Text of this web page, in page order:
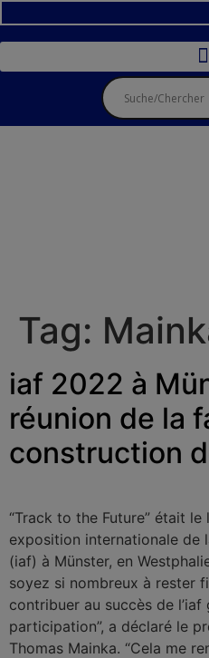
Tag:
iaf 2022 à
réunion de la
construction
“Track to the Future” était
exposition internationale de
(iaf) à Münster, en
soyez si nombreux à rester
contribuer au succès de
participation”, a déclaré le
Thomas Mainka. “Cela me